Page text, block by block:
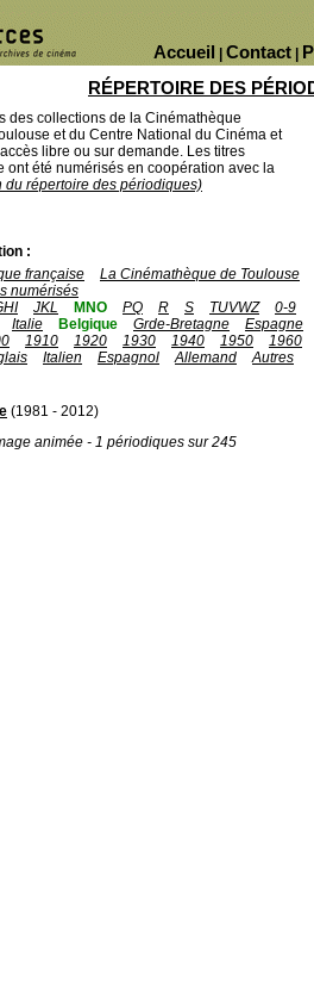
Contact
Accueil
RÉPERTOIRE DES
des collections de la Cinémathèque
et du Centre National du Cinéma et
libre ou sur demande. Les titres
été numérisés en coopération avec la
répertoire des périodiques)
:
française La Cinémathèque de Toulouse
numérisés
JKL MNO PQ R S TUVWZ
0-9
Italie Belgique Grde-Bretagne Espagne
1910 1920 1930 1940 1950 1960
Italien Espagnol Allemand
Autres
(1981 - 2012)
animée - 1 périodiques sur 245